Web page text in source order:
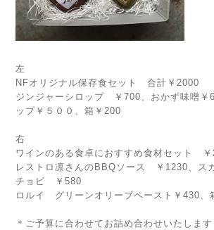
左
NFオリジナル保存食セット 合計￥2000
ジンジャーシロップ ￥700、おかず味噌￥
ップ￥５００、箱￥200
右
ワインのある食卓におすすめ食材セット ￥
レストロ凛さんのBBQソース ￥1230、ス
チョビ ￥580
ロルイ グリーンオリーブペースト￥430、
＊ご予算に合わせてお詰め合わせいたします